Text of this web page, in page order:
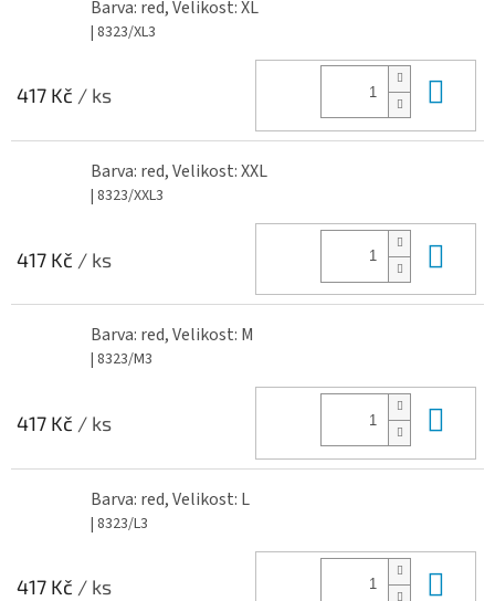
Barva: red, Velikost: XL
| 8323/XL3
417 Kč / ks
Barva: red, Velikost: XXL
| 8323/XXL3
417 Kč / ks
Barva: red, Velikost: M
| 8323/M3
417 Kč / ks
Barva: red, Velikost: L
| 8323/L3
417 Kč / ks